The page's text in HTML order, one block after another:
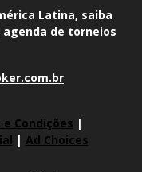
Latina, saiba
de torneios
Condições |
| Ad Choices